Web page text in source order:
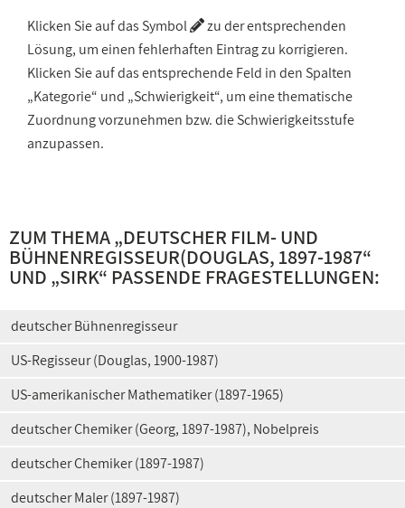
Klicken Sie auf das Symbol
zu der entsprechenden
Lösung, um einen fehlerhaften Eintrag zu korrigieren.
Klicken Sie auf das entsprechende Feld in den Spalten
„Kategorie“ und „Schwierigkeit“, um eine thematische
Zuordnung vorzunehmen bzw. die Schwierigkeitsstufe
anzupassen.
ZUM THEMA „DEUTSCHER FILM- UND
BÜHNENREGISSEUR(DOUGLAS, 1897-1987“
UND „SIRK“ PASSENDE FRAGESTELLUNGEN:
deutscher Bühnenregisseur
US-Regisseur (Douglas, 1900-1987)
US-amerikanischer Mathematiker (1897-1965)
deutscher Chemiker (Georg, 1897-1987), Nobelpreis
deutscher Chemiker (1897-1987)
deutscher Maler (1897-1987)